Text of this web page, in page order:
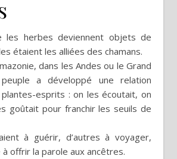
les herbes deviennent objets de
étaient les alliées des chamans.
dans les Andes ou le Grand
a développé une relation
esprits : on les écoutait, on
goûtait pour franchir les seuils de
à guérir, d’autres à voyager,
à offrir la parole aux ancêtres.